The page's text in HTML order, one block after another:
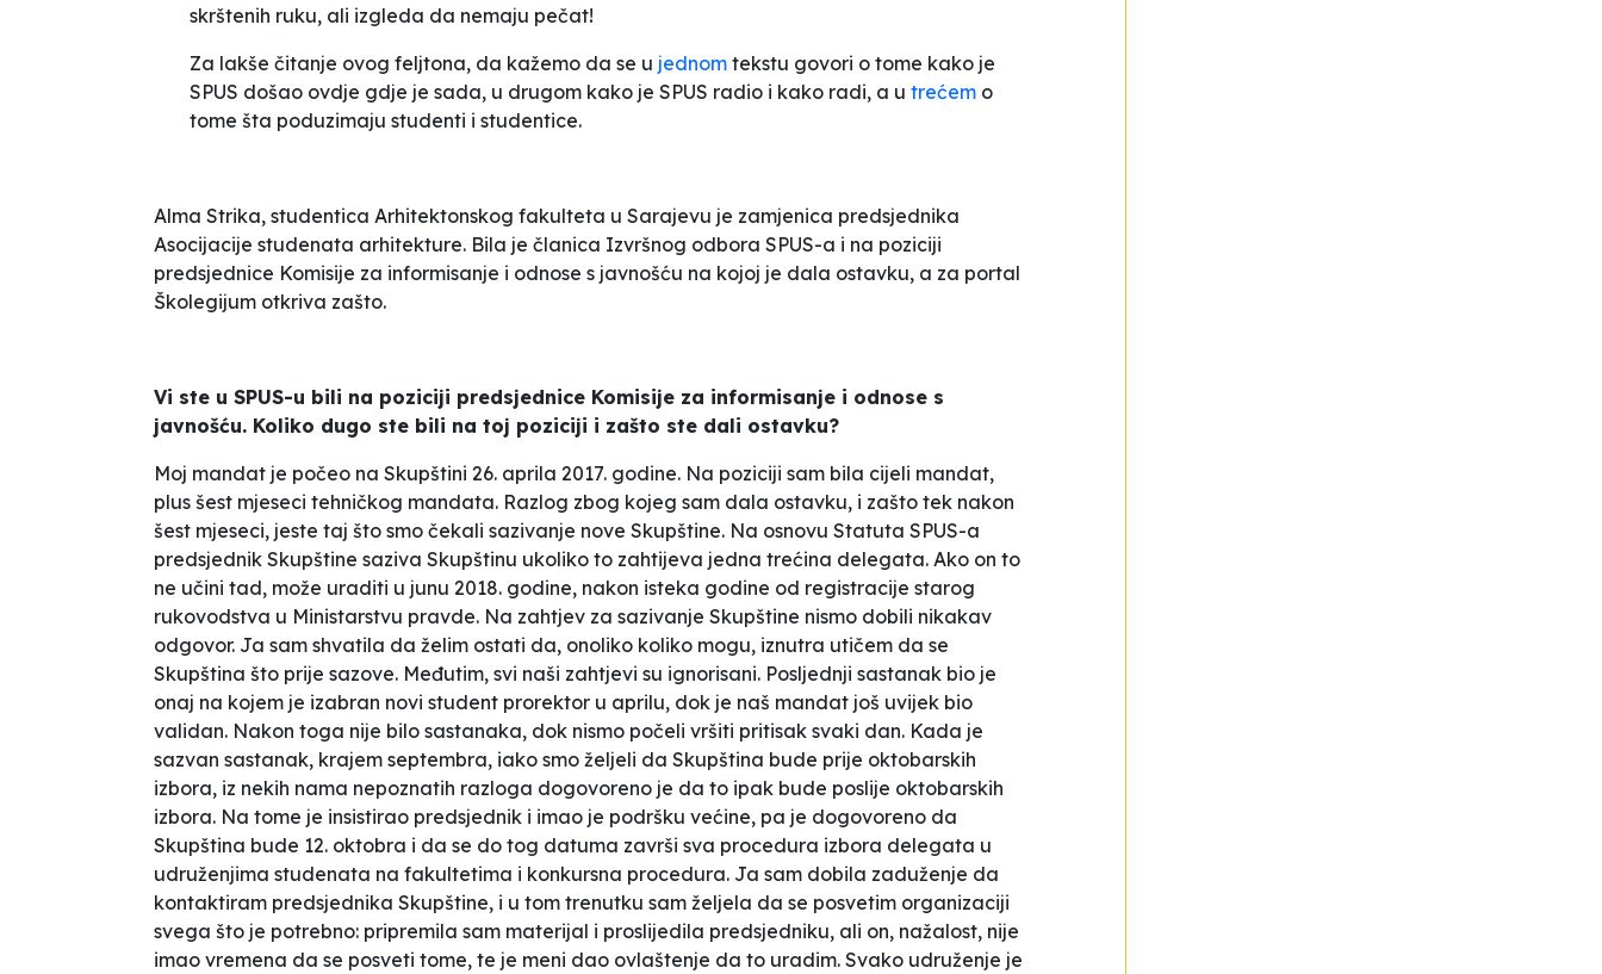
skrštenih ruku, ali izgleda da nemaju pečat!
Za lakše čitanje ovog feljtona, da kažemo da se u jednom tekstu govori o tome kako je
SPUS došao ovdje gdje je sada, u drugom kako je SPUS radio i kako radi, a u trećem o
tome šta poduzimaju studenti i studentice.
Alma Strika, studentica Arhitektonskog fakulteta u Sarajevu je zamjenica predsjednika
Asocijacije studenata arhitekture. Bila je članica Izvršnog odbora SPUS-a i na poziciji
predsjednice Komisije za informisanje i odnose s javnošću na kojoj je dala ostavku, a za portal
Školegijum otkriva zašto.
Vi ste u SPUS-u bili na poziciji predsjednice Komisije za informisanje i odnose s
javnošću. Koliko dugo ste bili na toj poziciji i zašto ste dali ostavku?
Moj mandat je počeo na Skupštini 26. aprila 2017. godine. Na poziciji sam bila cijeli mandat,
plus šest mjeseci tehničkog mandata. Razlog zbog kojeg sam dala ostavku, i zašto tek nakon
šest mjeseci, jeste taj što smo čekali sazivanje nove Skupštine. Na osnovu Statuta SPUS-a
predsjednik Skupštine saziva Skupštinu ukoliko to zahtijeva jedna trećina delegata. Ako on to
ne učini tad, može uraditi u junu 2018. godine, nakon isteka godine od registracije starog
rukovodstva u Ministarstvu pravde. Na zahtjev za sazivanje Skupštine nismo dobili nikakav
odgovor. Ja sam shvatila da želim ostati da, onoliko koliko mogu, iznutra utičem da se
Skupština što prije sazove. Međutim, svi naši zahtjevi su ignorisani. Posljednji sastanak bio je
onaj na kojem je izabran novi student prorektor u aprilu, dok je naš mandat još uvijek bio
validan. Nakon toga nije bilo sastanaka, dok nismo počeli vršiti pritisak svaki dan. Kada je
sazvan sastanak, krajem septembra, iako smo željeli da Skupština bude prije oktobarskih
izbora, iz nekih nama nepoznatih razloga dogovoreno je da to ipak bude poslije oktobarskih
izbora. Na tome je insistirao predsjednik i imao je podršku većine, pa je dogovoreno da
Skupština bude 12. oktobra i da se do tog datuma završi sva procedura izbora delegata u
udruženjima studenata na fakultetima i konkursna procedura. Ja sam dobila zaduženje da
kontaktiram predsjednika Skupštine, i u tom trenutku sam željela da se posvetim organizaciji
svega što je potrebno: pripremila sam materijal i proslijedila predsjedniku, ali on, nažalost, nije
imao vremena da se posveti tome, te je meni dao ovlaštenje da to uradim. Svako udruženje je